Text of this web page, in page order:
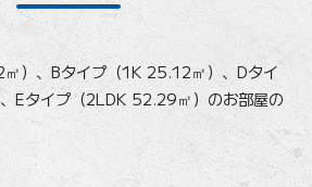
）、Bタイプ（1K 25.12㎡）、Dタイ
Eタイプ（2LDK 52.29㎡）のお部屋の